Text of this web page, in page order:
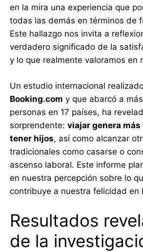
en la mira una experiencia que
todas las demás en términos de
Este hallazgo nos invita a
verdadero significado de la
y lo que realmente valoramos en
Un estudio internacional
Booking.com y que abarcó a
personas en 17 países, ha
sorprendente: viajar genera
tener hijos, así como alcanzar
tradicionales como casarse o
ascenso laboral. Este informe
en nuestra percepción sobre lo
contribuye a nuestra felicidad en
Resultados
de la